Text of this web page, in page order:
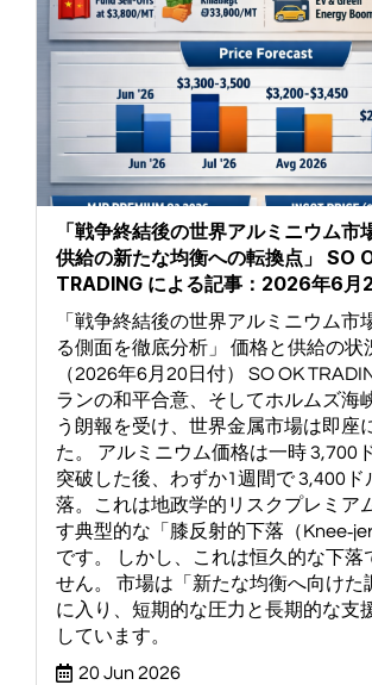
「戦争終結後の世界アルミニウム市
供給の新たな均衡への転換点」 SO
TRADING による記事：2026年6月
「戦争終結後の世界アルミニウム市
る側面を徹底分析」 価格と供給の状
（2026年6月20日付） SO OK
ランの和平合意、そしてホルムズ海
う朗報を受け、世界金属市場は即座
た。 アルミニウム価格は一時 3,700
突破した後、わずか1週間で 3,400ド
落。これは地政学的リスクプレミア
す典型的な「膝反射的下落（
です。 しかし、これは恒久的な下落
せん。 市場は「新たな均衡へ向けた
に入り、短期的な圧力と長期的な支
しています。
20 Jun 2026